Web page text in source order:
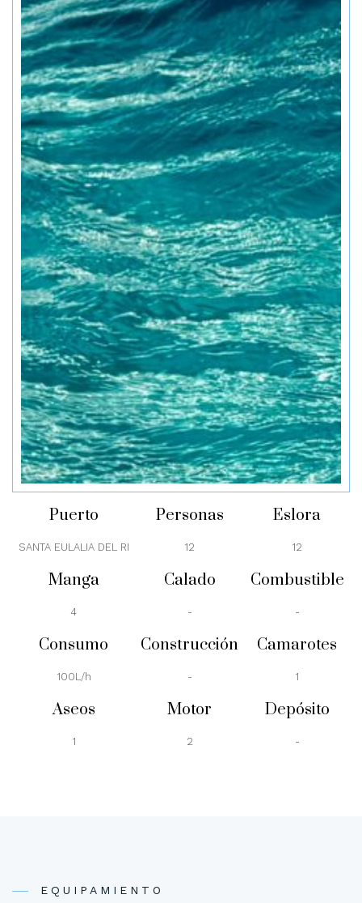
Puerto
SANTA EULALIA DEL RI
Personas
12
Eslora
12
Manga
4
Calado
-
Combustible
-
Consumo
100L/h
Construcción
-
Camarotes
1
Aseos
1
Motor
2
Depósito
-
EQUIPAMIENTO